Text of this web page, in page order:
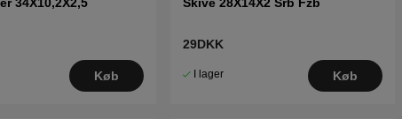
Køb
29DKK
I lager Køb